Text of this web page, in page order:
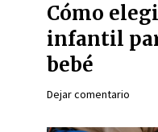
Cómo
infantil
bebé
Dejar comentario